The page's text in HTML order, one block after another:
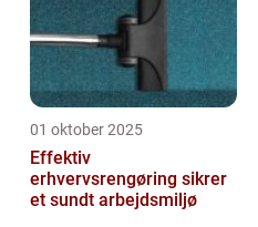
01 oktober 2025
Effektiv
erhvervsrengøring sikrer
et sundt arbejdsmiljø